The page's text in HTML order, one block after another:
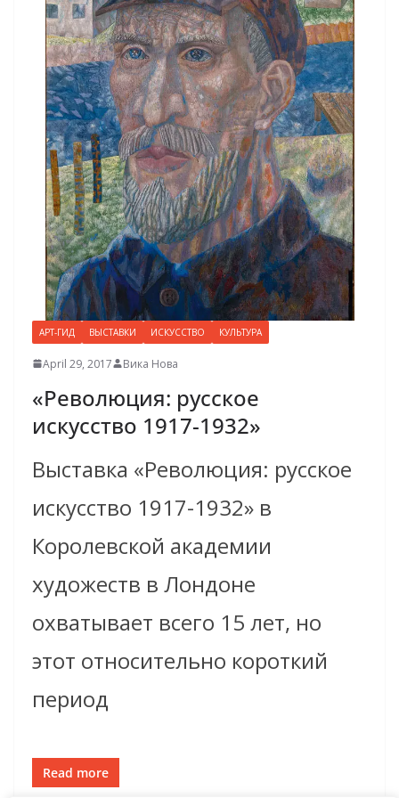
АРТ-ГИД ВЫСТАВКИ ИСКУССТВО КУЛЬТУРА
April 29, 2017 Вика Нова
«Революция: русское
искусство 1917-1932»
Выставка «Революция: русское
искусство 1917-1932» в
Королевской академии
художеств в Лондоне
охватывает всего 15 лет, но
этот относительно короткий
период
Read more